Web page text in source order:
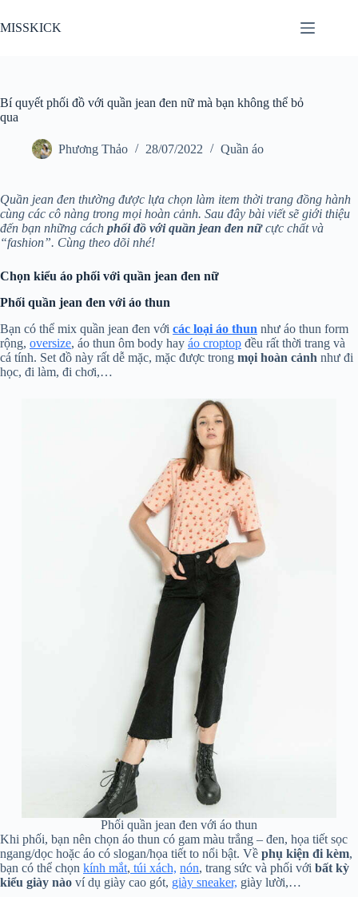
đến
phần
MISSKICK
Bí quyết phối đồ với quần jean đen nữ mà bạn không thể bỏ
qua
Phương Thảo 28/07/2022 Quần áo
Quần jean đen thường được lựa chọn làm item thời trang đồng hành
cùng các cô nàng trong mọi hoàn cảnh. Sau đây bài viết sẽ giới thiệu
đến bạn những cách phối đồ với quần jean đen nữcực chất và
“fashion”. Cùng theo dõi nhé!
Chọn kiểu áo phối với quần jean đen nữ
Phối quần jean đen với áo thun
Bạn có thể mix quần jean đen với các loại áo thun như áo thun form
rộng, oversize, áo thun ôm body hay áo croptop đều rất thời trang và
cá tính. Set đồ này rất dễ mặc, mặc được trong mọi hoàn cảnh như đi
học, đi làm, đi chơi,…
Phối quần jean đen với áo thun
Khi phối, bạn nên chọn áo thun có gam màu trắng – đen, họa tiết sọc
ngang/dọc hoặc áo có slogan/họa tiết to nổi bật. Về phụ kiện đi kèm,
bạn có thể chọn kính mắt, túi xách, nón, trang sức và phối với bất kỳ
kiểu giày nào ví dụ giày cao gót, giày sneaker, giày lười,…